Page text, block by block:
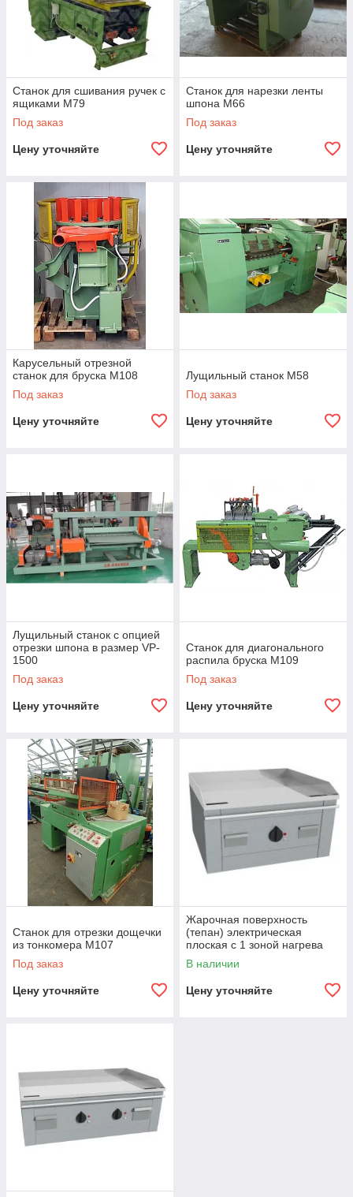
Станок для сшивания ручек с
ящиками М79
Под заказ
Цену уточняйте
Станок для нарезки ленты
шпона М66
Под заказ
Цену уточняйте
Карусельный отрезной
станок для бруска M108
Под заказ
Цену уточняйте
Лущильный станок M58
Под заказ
Цену уточняйте
Лущильный станок с опцией
отрезки шпона в размер VP-
1500
Под заказ
Цену уточняйте
Станок для диагонального
раcпила бруска M109
Под заказ
Цену уточняйте
Станок для отрезки дощечки
из тонкомера М107
Под заказ
Цену уточняйте
Жарочная поверхность
(тепан) электрическая
плоская с 1 зоной нагрева
Casta TEM1B080E
В наличии
Цену уточняйте